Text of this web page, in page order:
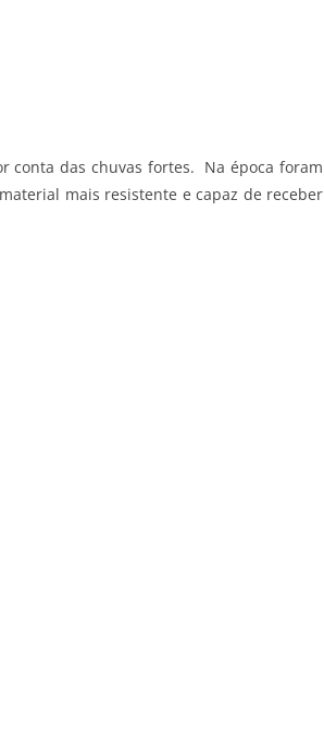
conta das chuvas fortes. Na época foram
mais resistente e capaz de receber